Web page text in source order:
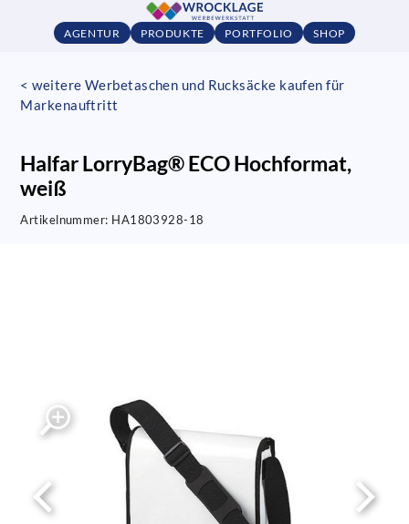
AGENTUR PRODUKTE PORTFOLIO SHOP
< weitere Werbetaschen und Rucksäcke kaufen für
Markenauftritt
Halfar LorryBag® ECO Hochformat,
weiß
Artikelnummer: HA1803928-18